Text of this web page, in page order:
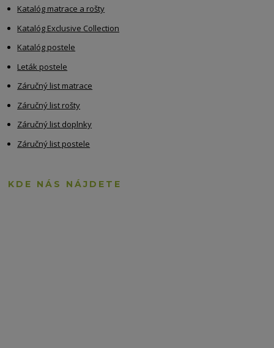
Katalóg matrace a rošty
Katalóg Exclusive Collection
Katalóg postele
Leták postele
Záručný list matrace
Záručný list rošty
Záručný list doplnky
Záručný list postele
KDE NÁS NÁJDETE